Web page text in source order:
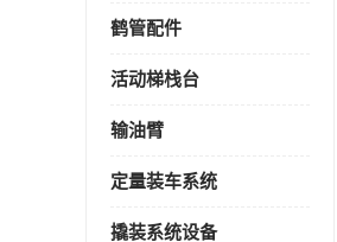
鹤管配件
活动梯栈台
输油臂
定量装车系统
撬装系统设备